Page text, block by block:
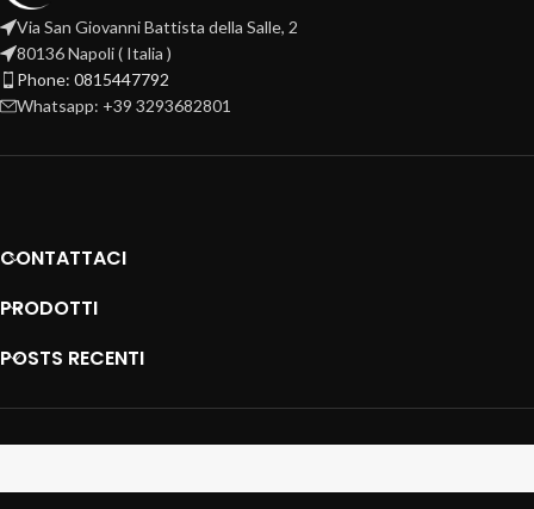
Via San Giovanni Battista della Salle, 2
80136 Napoli ( Italia )
Phone: 0815447792
Whatsapp: +39 3293682801
CONTATTACI
PRODOTTI
POSTS RECENTI